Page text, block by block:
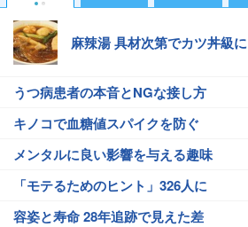
麻辣湯 具材次第でカツ丼級に
うつ病患者の本音とNGな接し方
キノコで血糖値スパイクを防ぐ
メンタルに良い影響を与える趣味
「モテるためのヒント」326人に
容姿と寿命 28年追跡で見えた差